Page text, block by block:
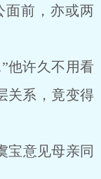
面前，亦或两
许久不用看
关系，竟变得
意见母亲同